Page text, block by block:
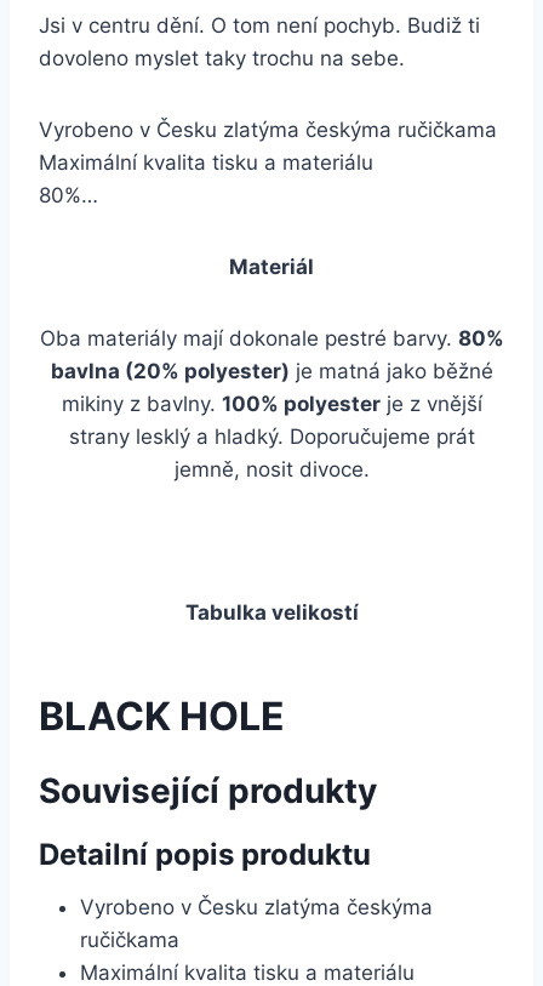
Jsi v centru dění. O tom není pochyb. Budiž ti
dovoleno myslet taky trochu na sebe.
Vyrobeno v Česku zlatýma českýma ručičkama
Maximální kvalita tisku a materiálu
80%…
Materiál
Oba materiály mají dokonale pestré barvy. 80%
bavlna (20% polyester) je matná jako běžné
mikiny z bavlny. 100% polyesterje z vnější
strany lesklý a hladký. Doporučujeme prát
jemně, nosit divoce.
Tabulka velikostí
BLACK HOLE
Související produkty
Detailní popis produktu
Vyrobeno v Česku zlatýma českýma
ručičkama
Maximální kvalita tisku a materiálu